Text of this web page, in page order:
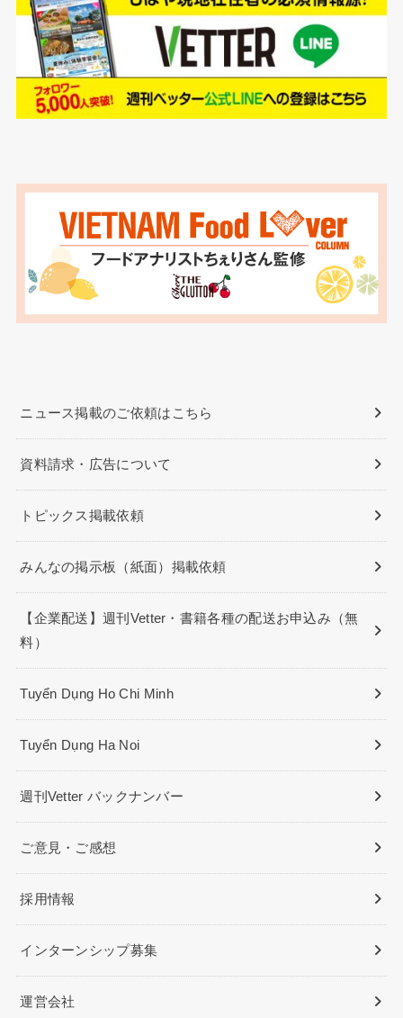
ニュース掲載のご依頼はこちら
資料請求・広告について
トピックス掲載依頼
みんなの掲示板（紙面）掲載依頼
【企業配送】週刊Vetter・書籍各種の配送お申込み（無
料）
Tuyển Dụng Ho Chi Minh
Tuyển Dụng Ha Noi
週刊Vetter バックナンバー
ご意見・ご感想
採用情報
インターンシップ募集
運営会社